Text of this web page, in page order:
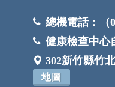
總機電話：
健康檢查中心
302新竹縣竹
地圖